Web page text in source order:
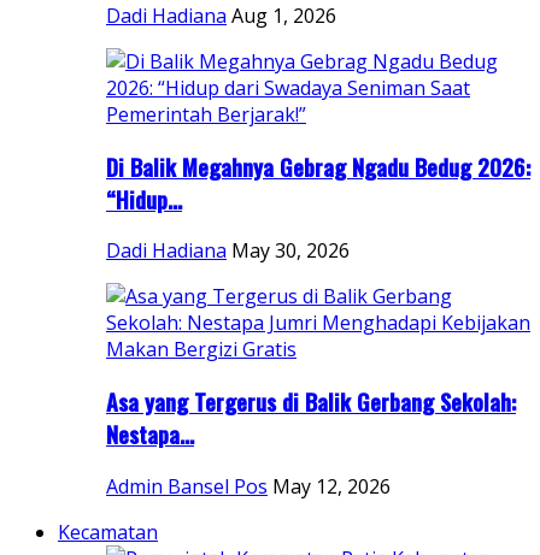
Dadi Hadiana Aug 1, 2026
Di Balik Megahnya Gebrag Ngadu Bedug 2026:
“Hidup...
Dadi Hadiana May 30, 2026
Asa yang Tergerus di Balik Gerbang Sekolah:
Nestapa...
Admin Bansel Pos May 12, 2026
Kecamatan